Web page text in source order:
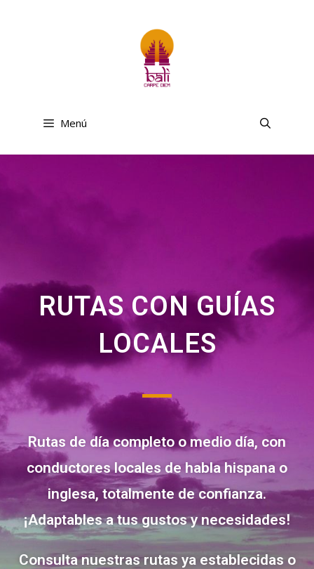
Menú
RUTAS CON GUÍAS
LOCALES
Rutas de día completo o medio día, con
conductores locales de habla hispana o
inglesa, totalmente de confianza.
¡Adaptables a tus gustos y necesidades!
Consulta nuestras rutas ya establecidas o